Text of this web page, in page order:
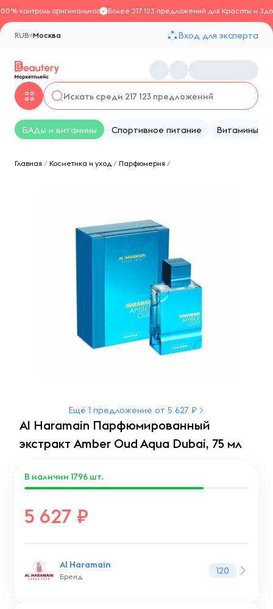
контроль оригинальностиБолее 217 123 предложений для Красоты и
Москва
RUB Вход для эксперта
БАДы и витамины Спортивное питание Витамины
Главная / Косметика и уход / Парфюмерия /
Ещё 1 предложение от 5 627 ₽
Al Haramain Парфюмированный
экстракт Amber Oud Aqua Dubai, 75 мл
5 627
В наличии 1796 шт.
Al Haramain
Бренд
120